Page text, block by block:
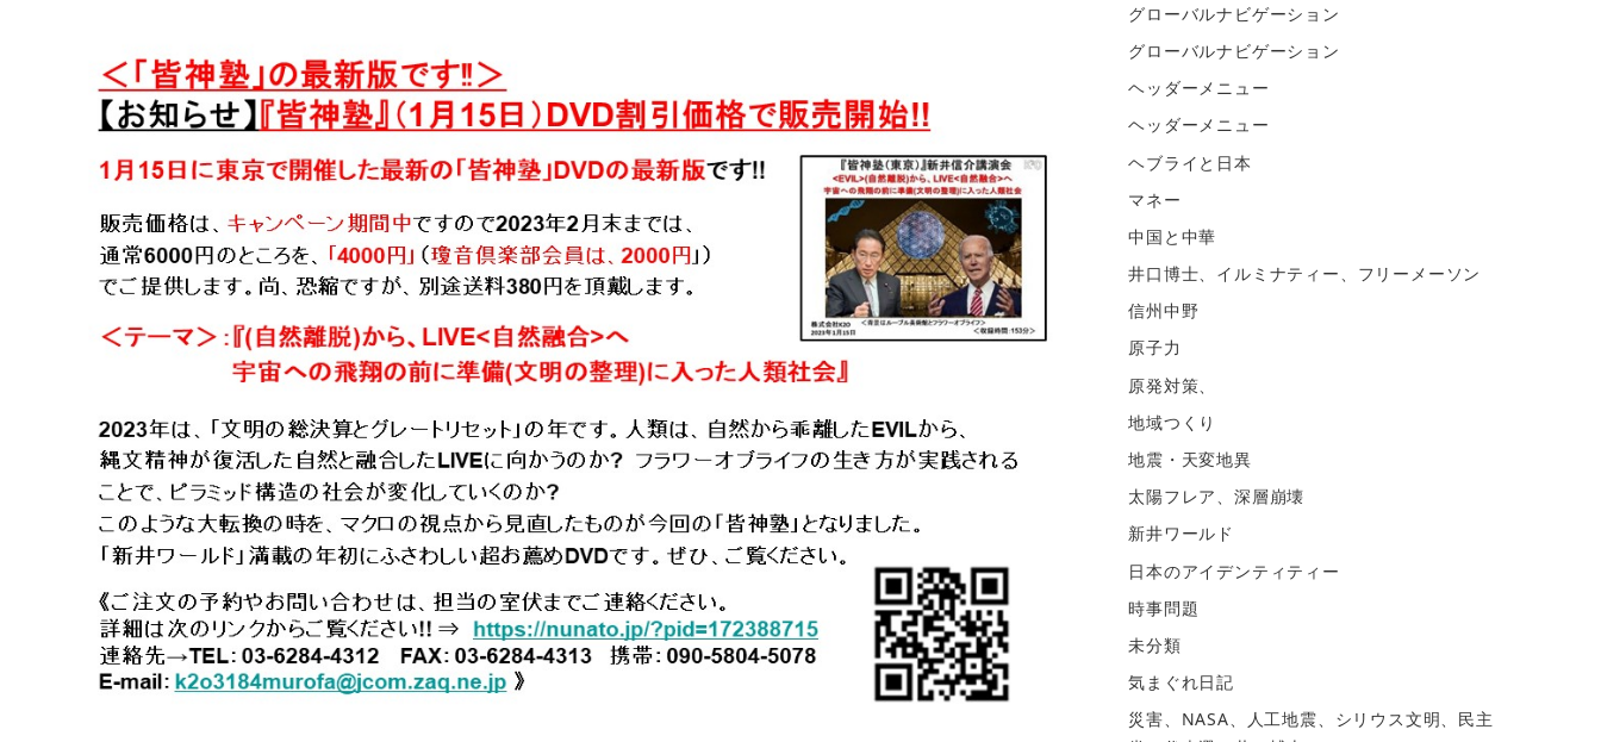
グローバルナビゲーション
グローバルナビゲーション
ヘッダーメニュー
ヘッダーメニュー
ヘブライと日本
マネー
中国と中華
井口博士、イルミナティー、フリーメーソン
信州中野
原子力
原発対策、
地域つくり
地震・天変地異
太陽フレア、深層崩壊
新井ワールド
日本のアイデンティティー
時事問題
未分類
気まぐれ日記
災害、NASA、人工地震、シリウス文明、民主